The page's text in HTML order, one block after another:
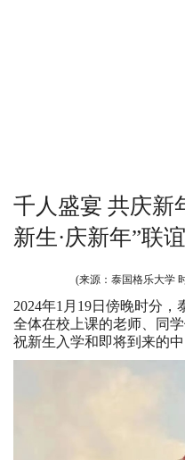
千人盛宴 共庆新
新生·庆新年”联
(来源：泰国格乐大学
2024年1月19日傍晚时分，
全体在校上课的老师、同
祝新生入学和即将到来的中